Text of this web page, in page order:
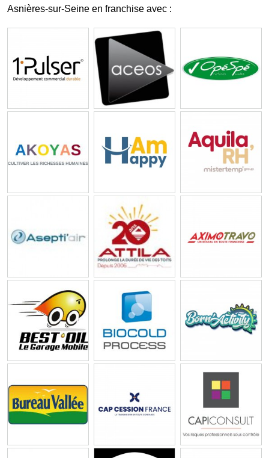
Asnières-sur-Seine en franchise avec :